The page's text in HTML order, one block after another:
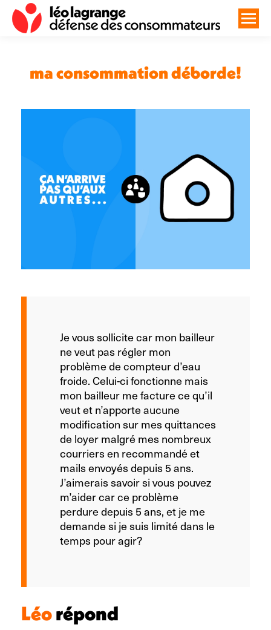
ma consommation déborde!
Je vous sollicite car mon bailleur
ne veut pas régler mon
problème de compteur d’eau
froide. Celui-ci fonctionne mais
mon bailleur me facture ce qu’il
veut et n’apporte aucune
modification sur mes quittances
de loyer malgré mes nombreux
courriers en recommandé et
mails envoyés depuis 5 ans.
J’aimerais savoir si vous pouvez
m’aider car ce problème
perdure depuis 5 ans, et je me
demande si je suis limité dans le
temps pour agir?
Léorépond